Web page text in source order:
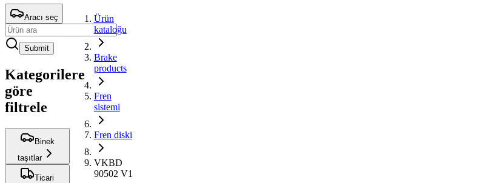
Aracı seç
Submit
Kategorilere
göre
filtrele
Binek
taşıtlar
Ticari
Ürün
kataloğu
Brake
products
Fren
sistemi
Fren diski
VKBD
90502 V1